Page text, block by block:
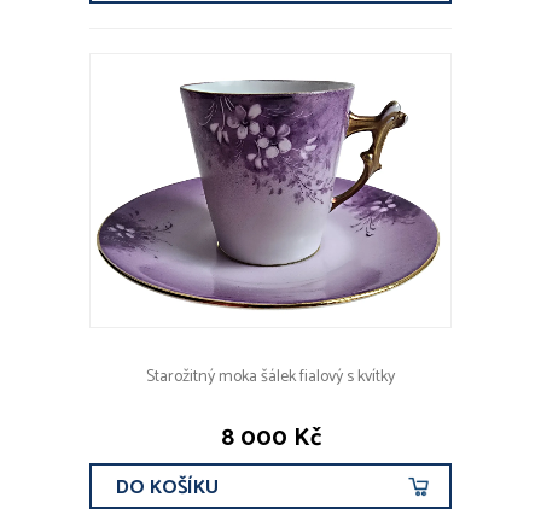
Starožitný moka šálek fialový s kvítky
8 000 Kč
DO KOŠÍKU